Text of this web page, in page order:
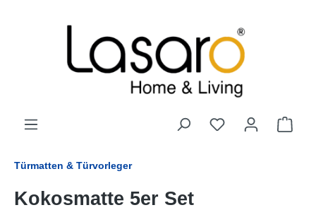
Türmatten & Türvorleger
Kokosmatte 5er Set